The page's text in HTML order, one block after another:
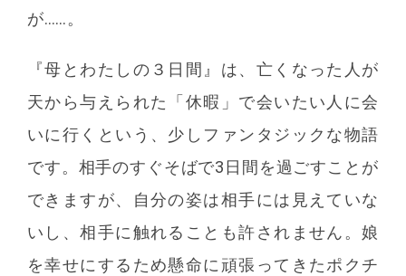
が……。
『母とわたしの３日間』は、亡くなった人が
天から与えられた「休暇」で会いたい人に会
いに行くという、少しファンタジックな物語
です。相手のすぐそばで3日間を過ごすことが
できますが、自分の姿は相手には見えていな
いし、相手に触れることも許されません。娘
を幸せにするため懸命に頑張ってきたポクチ